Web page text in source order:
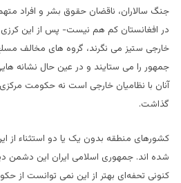
جنگ سالاران، ناقضان حقوق بشر و افراد
در افغانستان کم هم نیست- پس از این
خارجی ستیز می نگرند، گروه های مخالف
جمهور را می ستایند و در عین حال نشانه
آنان با نظامیان خارجی است نه حکومت
گذاشت.
کشورهای منطقه بدون یک یا دو استثناء از
شده اند. جمهوری اسلامی ایران این دشمن
کنونی تحفه‌ای بهتر از این نمی توانست از